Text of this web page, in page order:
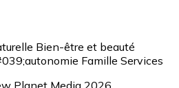
Bien-être et beauté
Famille Services
Planet Media 2026